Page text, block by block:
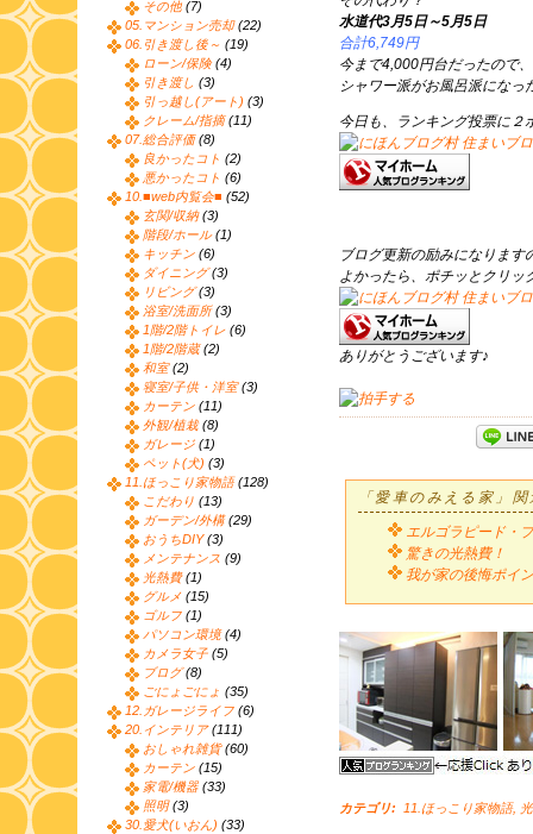
水道代3月5日～5月5日
合計6,749円
今まで4,000円台だったので
シャワー派がお風呂派になっ
今日も、ランキング投票に２
ブログ更新の励みになります
よかったら、ポチッとクリッ
ありがとうございます♪
「愛車のみえる家」
エルゴラピード・
驚きの光熱費！
我が家の後悔ポイ
カテゴリ: 11.ほっこり家物語,
その他 (7)
05.マンション売却(22)
06.引き渡し後～ (19)
ローン/保険(4)
引き渡し (3)
引っ越し(アート) (3)
クレーム/指摘(11)
07.総合評価(8)
良かったコト (2)
悪かったコト (6)
10.■web内覧会■ (52)
玄関/収納(3)
階段/ホール(1)
キッチン (6)
ダイニング(3)
リビング(3)
浴室/洗面所(3)
1階/2階トイレ (6)
1階/2階蔵(2)
和室(2)
寝室/子供・洋室(3)
カーテン (11)
外観/植栽(8)
ガレージ (1)
ペット(犬) (3)
11.ほっこり家物語(128)
こだわり (13)
ガーデン/外構(29)
おうちDIY(3)
メンテナンス (9)
光熱費(1)
グルメ (15)
ゴルフ (1)
パソコン環境(4)
カメラ女子 (5)
ブログ(8)
ごにょごにょ (35)
12.ガレージライフ (6)
20.インテリア(111)
おしゃれ雑貨(60)
カーテン (15)
家電/機器 (33)
照明(3)
30.愛犬(いおん) (33)